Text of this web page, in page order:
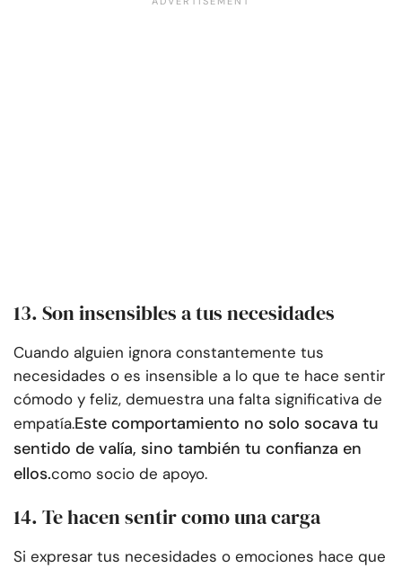
13. Son insensibles a tus necesidades
Cuando alguien ignora constantemente tus
necesidades o es insensible a lo que te hace sentir
cómodo y feliz, demuestra una falta significativa de
empatía.Este comportamiento no solo socava tu
sentido de valía, sino también tu confianza en
ellos.como socio de apoyo.
14. Te hacen sentir como una carga
Si expresar tus necesidades o emociones hace que